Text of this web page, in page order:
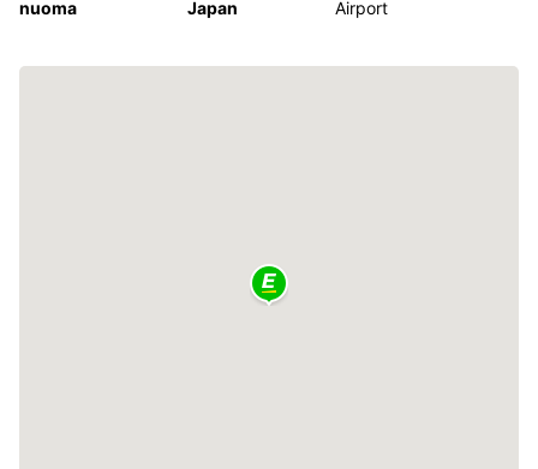
nuoma
Japan
Airport